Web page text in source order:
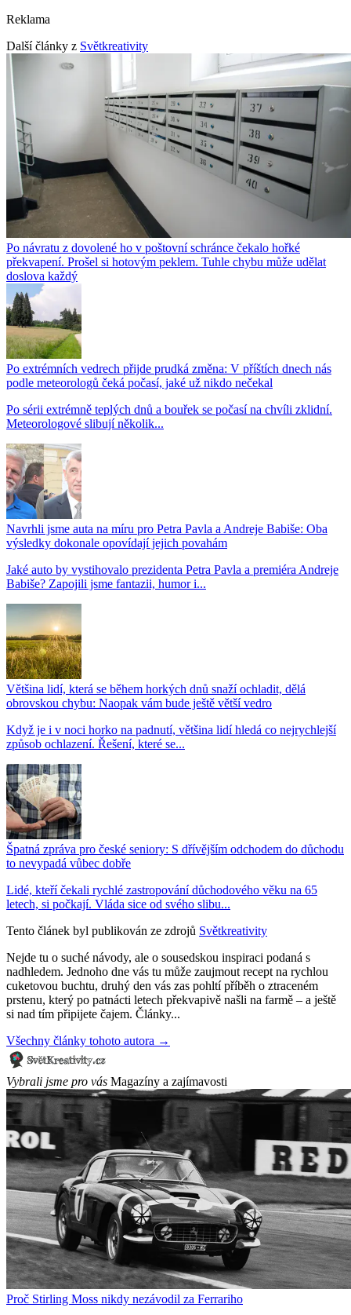
Reklama
Další články z Světkreativity
Po návratu z dovolené ho v poštovní schránce čekalo hořké
překvapení. Prošel si hotovým peklem. Tuhle chybu může udělat
doslova každý
Po extrémních vedrech přijde prudká změna: V příštích dnech nás
podle meteorologů čeká počasí, jaké už nikdo nečekal
Po sérii extrémně teplých dnů a bouřek se počasí na chvíli zklidní.
Meteorologové slibují několik...
Navrhli jsme auta na míru pro Petra Pavla a Andreje Babiše: Oba
výsledky dokonale opovídají jejich povahám
Jaké auto by vystihovalo prezidenta Petra Pavla a premiéra Andreje
Babiše? Zapojili jsme fantazii, humor i...
Většina lidí, která se během horkých dnů snaží ochladit, dělá
obrovskou chybu: Naopak vám bude ještě větší vedro
Když je i v noci horko na padnutí, většina lidí hledá co nejrychlejší
způsob ochlazení. Řešení, které se...
Špatná zpráva pro české seniory: S dřívějším odchodem do důchodu
to nevypadá vůbec dobře
Lidé, kteří čekali rychlé zastropování důchodového věku na 65
letech, si počkají. Vláda sice od svého slibu...
Tento článek byl publikován ze zdrojů Světkreativity
Nejde tu o suché návody, ale o sousedskou inspiraci podaná s
nadhledem. Jednoho dne vás tu může zaujmout recept na rychlou
cuketovou buchtu, druhý den vás zas pohltí příběh o ztraceném
prstenu, který po patnácti letech překvapivě našli na farmě – a ještě
si nad tím připijete čajem. Články...
Všechny články tohoto autora →
Vybrali jsme pro vás Magazíny a zajímavosti
Proč Stirling Moss nikdy nezávodil za Ferrariho